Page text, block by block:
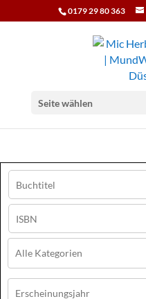
0179 29 80 363
Seite wählen